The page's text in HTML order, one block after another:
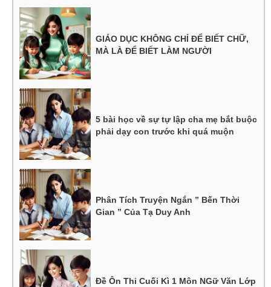
GIÁO DỤC KHÔNG CHỈ ĐỂ BIẾT CHỮ,
MÀ LÀ ĐỂ BIẾT LÀM NGƯỜI
5 bài học về sự tự lập cha mẹ bắt buộc
phải dạy con trước khi quá muộn
Phân Tích Truyện Ngắn ” Bến Thời
Gian ” Của Tạ Duy Anh
Đề Ôn Thi Cuối Kì 1 Môn NGữ Văn Lớp